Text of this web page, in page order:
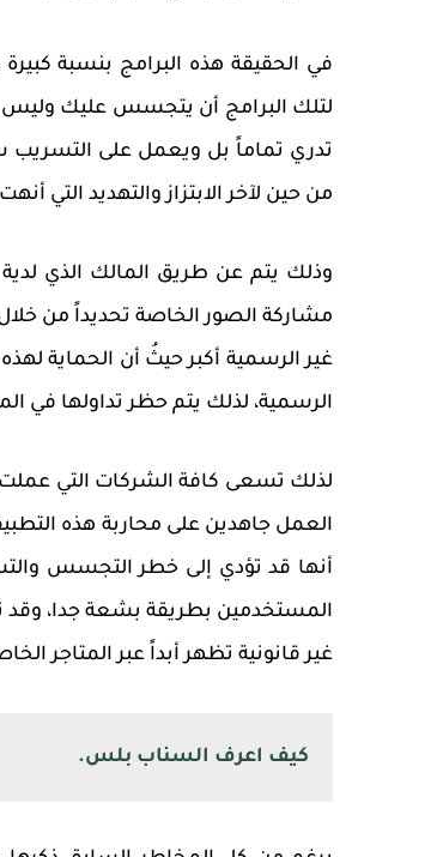
في الحقيقة هذه البرامج بنسبة
لتلك البرامج أن يتجسس عليك
تدري تماماً بل ويعمل على التسريب
من حين لآخر الابتزاز والتهديد التي
وذلك يتم عن طريق المالك الذي
مشاركة الصور الخاصة تحديداً من
غير الرسمية أكبر حيثُ أن الحماية
الرسمية، لذلك يتم حظر تداولها في
العمل جاهدين على محاربة هذه
أنها قد تؤدي إلى خطر التجسس
المستخدمين بطريقة بشعة جدا، وقد
غير قانونية تظهر أبداً عبر المتاجر
كيف اعرف السناب بلس.